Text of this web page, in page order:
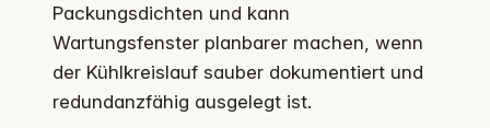
Packungsdichten und kann
Wartungsfenster planbarer machen, wenn
der Kühlkreislauf sauber dokumentiert und
redundanzfähig ausgelegt ist.